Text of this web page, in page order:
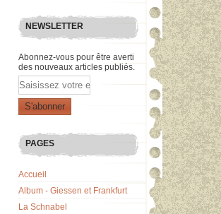
NEWSLETTER
Abonnez-vous pour être averti
des nouveaux articles publiés.
Email
PAGES
Accueil
Album - Giessen et Frankfurt
La Schnabel